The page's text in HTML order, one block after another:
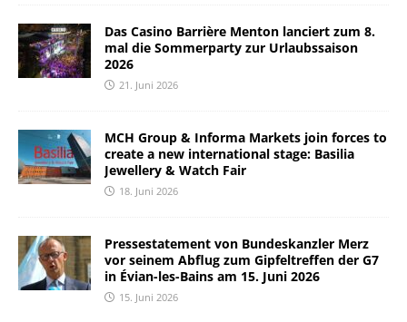
Das Casino Barrière Menton lanciert zum 8.
mal die Sommerparty zur Urlaubssaison
2026
21. Juni 2026
MCH Group & Informa Markets join forces to
create a new international stage: Basilia
Jewellery & Watch Fair
18. Juni 2026
Pressestatement von Bundeskanzler Merz
vor seinem Abflug zum Gipfeltreffen der G7
in Évian-les-Bains am 15. Juni 2026
15. Juni 2026